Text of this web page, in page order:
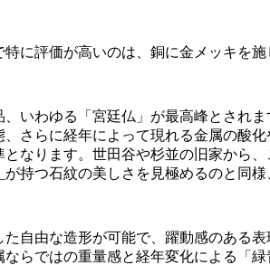
に評価が高いのは、銅に金メッキを施
いわゆる「宮廷仏」が最高峰とされ
さらに経年によって現れる金属の酸
なります。世田谷や杉並の旧家から
が持つ石紋の美しさを見極めるのと同
自由な造形が可能で、躍動感のある
らではの重量感と経年変化による「